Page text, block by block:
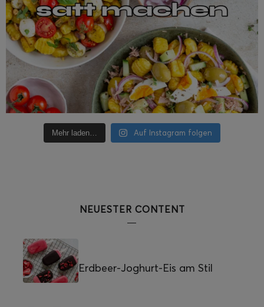
Mehr laden… Auf Instagram folgen
NEUESTER CONTENT
Erdbeer-Joghurt-Eis am Stil